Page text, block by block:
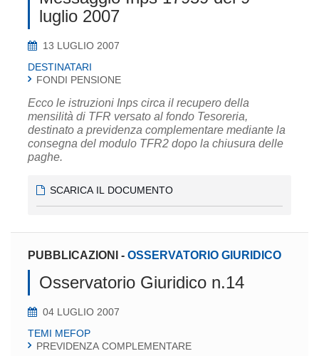
luglio 2007
13 LUGLIO 2007
DESTINATARI
FONDI PENSIONE
Ecco le istruzioni Inps circa il recupero della
mensilità di TFR versato al fondo Tesoreria,
destinato a previdenza complementare mediante la
consegna del modulo TFR2 dopo la chiusura delle
paghe.
SCARICA IL DOCUMENTO
PUBBLICAZIONI - OSSERVATORIO GIURIDICO
Osservatorio Giuridico n.14
04 LUGLIO 2007
TEMI MEFOP
PREVIDENZA COMPLEMENTARE